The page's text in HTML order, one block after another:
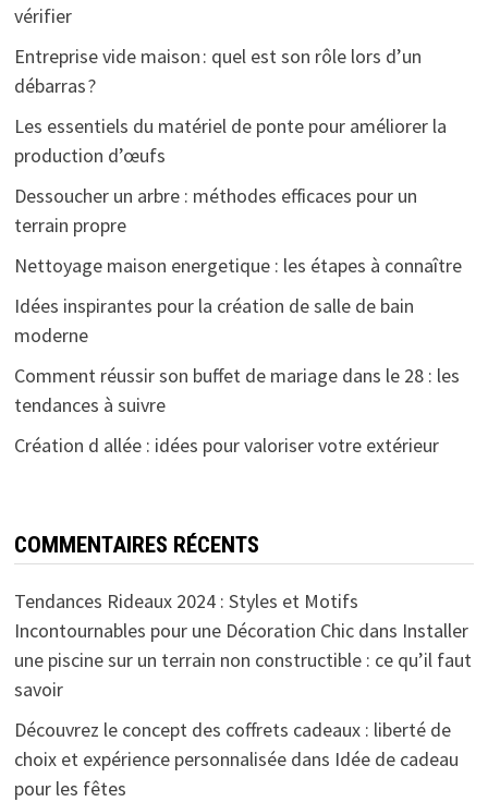
vérifier
Entreprise vide maison : quel est son rôle lors d’un
débarras ?
Les essentiels du matériel de ponte pour améliorer la
production d’œufs
Dessoucher un arbre : méthodes efficaces pour un
terrain propre
Nettoyage maison energetique : les étapes à connaître
Idées inspirantes pour la création de salle de bain
moderne
Comment réussir son buffet de mariage dans le 28 : les
tendances à suivre
Création d allée : idées pour valoriser votre extérieur
COMMENTAIRES RÉCENTS
Tendances Rideaux 2024 : Styles et Motifs
Incontournables pour une Décoration Chicdans Installer
une piscine sur un terrain non constructible : ce qu’il faut
savoir
Découvrez le concept des coffrets cadeaux : liberté de
choix et expérience personnaliséedans Idée de cadeau
pour les fêtes